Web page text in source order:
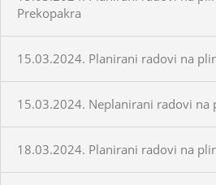
Prekopakra
15.03.2024. Planirani radovi na
15.03.2024. Neplanirani radovi na
18.03.2024. Planirani radovi na